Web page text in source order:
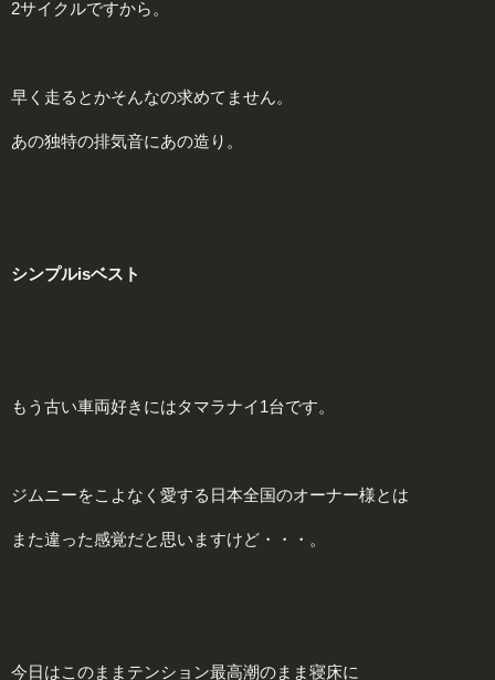
2サイクルですから。
早く走るとかそんなの求めてません。
あの独特の排気音にあの造り。
シンプルisベスト
もう古い車両好きにはタマラナイ1台です。
ジムニーをこよなく愛する日本全国のオーナー様とは
また違った感覚だと思いますけど・・・。
今日はこのままテンション最高潮のまま寝床に